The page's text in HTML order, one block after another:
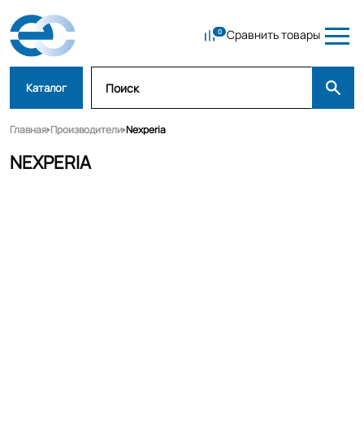
Сравнить товары
Каталог
Главная Производители Nexperia
NEXPERIA